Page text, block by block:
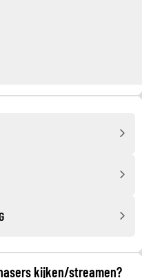
kijken/streamen?